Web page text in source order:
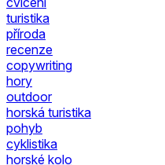
turistika
příroda
recenze
copywriting
hory
outdoor
horská turistika
pohyb
cyklistika
horské kolo